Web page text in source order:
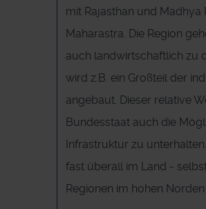
mit Rajasthan und Madhya
Maharastra. Die Region
auch landwirtschaftlich zu
wird z.B. ein Großteil der
angebaut. Dieser relative
Bundesstaat auch die
Infrastruktur zu
fast überall im Land -
Regionen im hohen